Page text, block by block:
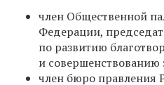
член Общественной
Федерации,
по развитию
и совершенствованию
член бюро правления